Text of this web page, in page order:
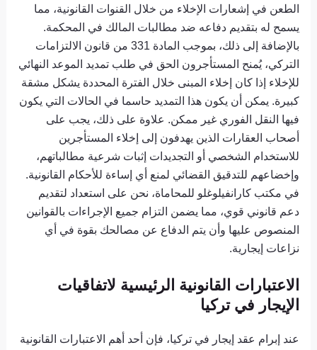
الطعن في إشعارات الإخلاء من خلال القنوات القانونية، مما
يسمح له بتقديم دفاعه ضد مطالبات المالك في المحكمة.
بالإضافة إلى ذلك، بموجب المادة 331 من قانون الالتزامات
التركي، يُمنح المستأجرون الحق في طلب تمديد الموعد النهائي
للإخلاء إذا كان إخلاء المبنى خلال الفترة المحددة يشكل مشقة
كبيرة. يمكن أن يكون هذا التمديد حاسما في الحالات التي يكون
فيها النقل الفوري غير ممكن. علاوة على ذلك، يجب على
أصحاب العقارات الذين يهدفون إلى إخلاء المستأجرين
للاستخدام الشخصي أو التجديدات إثبات شرعية مطالباتهم،
وإخضاعهم للتدقيق القضائي لمنع أي إساءة للأحكام القانونية.
في مكتب كارانفيلوغلو للمحاماة، نحن على استعداد لتقديم
دعم قانوني قوي، مما يضمن التزام جميع الإجراءات بالقوانين
المنصوص عليها وأن يتم الدفاع عن مصالحك بقوة في أي
نزاعات إيجارية.
الاعتبارات القانونية الرئيسية لاتفاقيات
الإيجار في تركيا
عند إبرام عقد إيجار في تركيا، فإن أحد أهم الاعتبارات القانونية